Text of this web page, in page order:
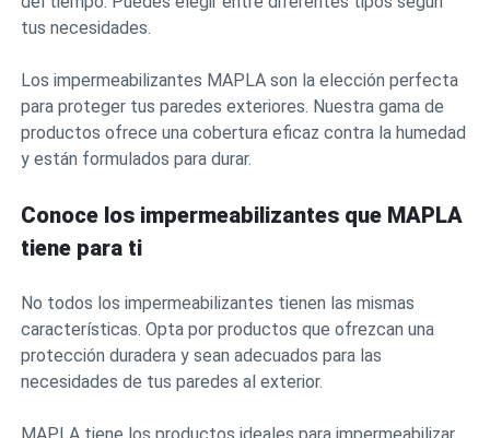
tus necesidades.
Los impermeabilizantes MAPLA son la elección perfecta
para proteger tus paredes exteriores. Nuestra gama de
productos ofrece una cobertura eficaz contra la humedad
y están formulados para durar.
Conoce los impermeabilizantes que MAPLA
tiene para ti
No todos los impermeabilizantes tienen las mismas
características. Opta por productos que ofrezcan una
protección duradera y sean adecuados para las
necesidades de tus paredes al exterior.
MAPLA tiene los productos ideales para impermeabilizar